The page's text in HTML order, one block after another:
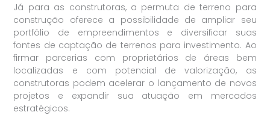
Já para as construtoras, a permuta de terreno para
construção oferece a possibilidade de ampliar seu
portfólio de empreendimentos e diversificar suas
fontes de captação de terrenos para investimento. Ao
firmar parcerias com proprietários de áreas bem
localizadas e com potencial de valorização, as
construtoras podem acelerar o lançamento de novos
projetos e expandir sua atuação em mercados
estratégicos.